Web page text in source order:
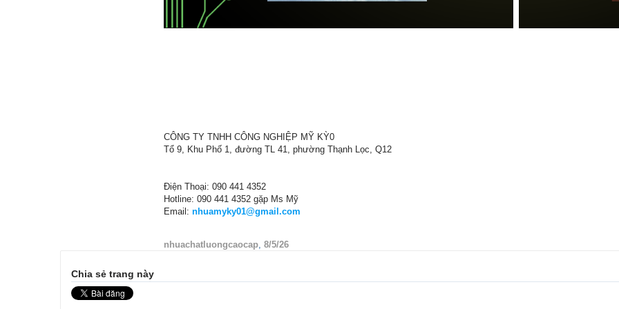
CÔNG TY TNHH CÔNG NGHIỆP MỸ KỲ0
Tổ 9, Khu Phố 1, đường TL 41, phường Thạnh Lọc, Q12
Điện Thoại: 090 441 4352
Hotline: 090 441 4352 gặp Ms Mỹ
Email: nhuamyky01@gmail.com
nhuachatluongcaocap, 8/5/26
Chia sẻ trang này